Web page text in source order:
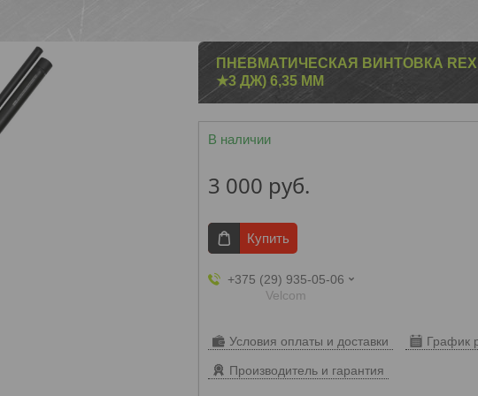
ПНЕВМАТИЧЕСКАЯ ВИНТОВКА
★3 ДЖ) 6,35 ММ
В наличии
3 000 руб.
Купить
+375 (29) 935-05-06
Velcom
Условия оплаты и доставки График
Производитель и гарантия